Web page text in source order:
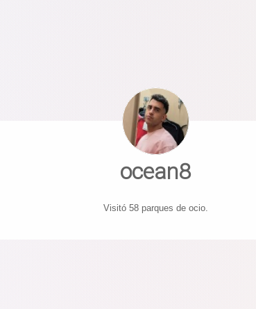
ocean8
Visitó 58 parques de ocio.